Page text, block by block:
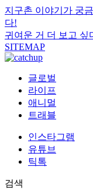
지구촌 이야기가 궁
다!
귀여운 거 더 보고 싶
SITEMAP
글로벌
라이프
애니멀
트래블
인스타그램
유튜브
틱톡
검색